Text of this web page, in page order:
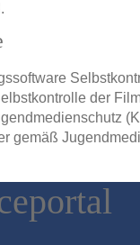
der
gemäß